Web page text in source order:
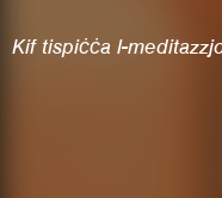
Kif tispiċċa l-